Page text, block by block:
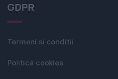
GDPR
Termeni si conditii
Politica cookies